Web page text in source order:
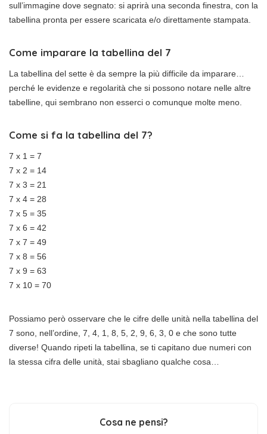
sull’immagine dove segnato: si aprirà una seconda finestra, con la
tabellina pronta per essere scaricata e/o direttamente stampata.
Come imparare la tabellina del 7
La tabellina del sette è da sempre la più difficile da imparare…
perché le evidenze e regolarità che si possono notare nelle altre
tabelline, qui sembrano non esserci o comunque molte meno.
Come si fa la tabellina del 7?
7 x 1 = 7
7 x 2 = 14
7 x 3 = 21
7 x 4 = 28
7 x 5 = 35
7 x 6 = 42
7 x 7 = 49
7 x 8 = 56
7 x 9 = 63
7 x 10 = 70
Possiamo però osservare che le cifre delle unità nella tabellina del
7 sono, nell’ordine, 7, 4, 1, 8, 5, 2, 9, 6, 3, 0 e che sono tutte
diverse! Quando ripeti la tabellina, se ti capitano due numeri con
la stessa cifra delle unità, stai sbagliano qualche cosa…
Cosa ne pensi?